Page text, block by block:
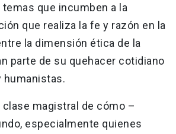
que incumben a la
que realiza la fe y razón en la
la dimensión ética de la
parte de su quehacer cotidiano
humanistas.
magistral de cómo –
especialmente quienes